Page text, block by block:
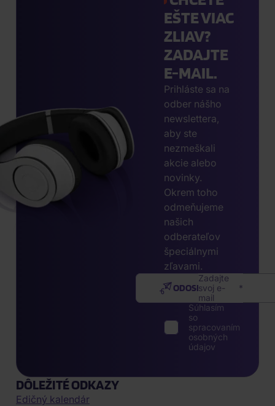
EŠTE VIAC
ZLIAV?
ZADAJTE
E-MAIL.
Prihláste sa na
odber nášho
newslettera,
aby ste
nezmeškali
akcie alebo
novinky.
Okrem toho
odmeňujeme
našich
odberateľov
špeciálnymi
zľavami.
Zadajte
svoj e-
mail
ODOSLAŤ
Súhlasím
so
spracovaním
osobných
údajov
DÔLEŽITÉ ODKAZY
Edičný kalendár